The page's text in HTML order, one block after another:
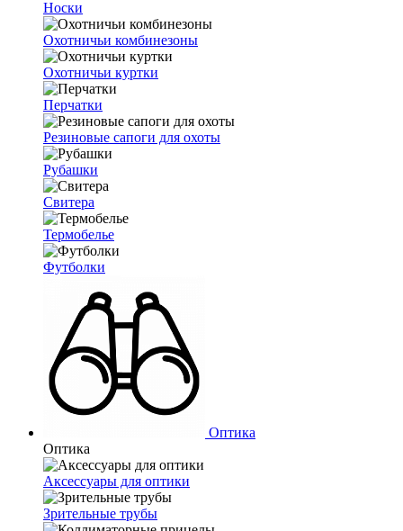
Носки
Охотничьи комбинезоны
Охотничьи куртки
Перчатки
Резиновые сапоги для охоты
Рубашки
Свитера
Термобелье
Футболки
Оптика
Оптика
Аксессуары для оптики
Зрительные трубы